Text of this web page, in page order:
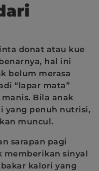
donat atau kue
hal ini
belum merasa
“lapar mata”
Bila anak
yang penuh nutrisi,
muncul.
sarapan pagi
memberikan sinyal
kalori yang